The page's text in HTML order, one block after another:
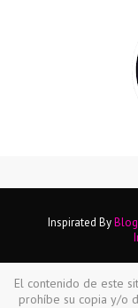
Inspirated By
El contenido de este
prohíbe su copia y/o